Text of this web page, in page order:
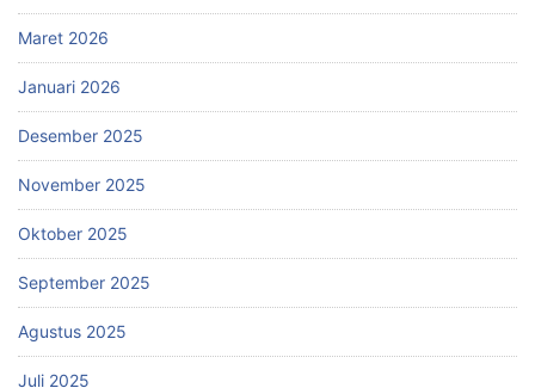
Maret 2026
Januari 2026
Desember 2025
November 2025
Oktober 2025
September 2025
Agustus 2025
Juli 2025